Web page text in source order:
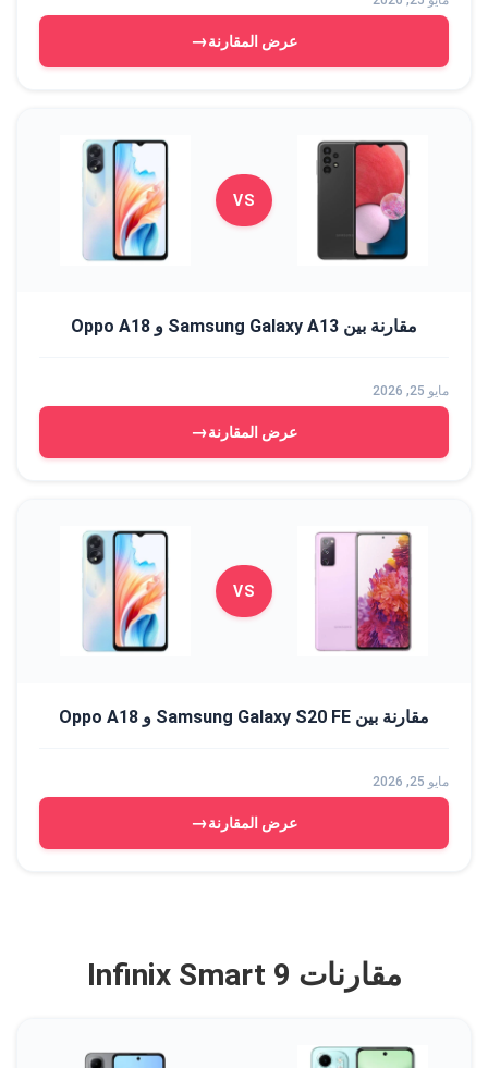
عرض المقارنة→
VS
مقارنة بين Samsung Galaxy A13 و Oppo A18
مايو 25, 2026
عرض المقارنة→
VS
مقارنة بين Samsung Galaxy S20 FE و Oppo A18
مايو 25, 2026
عرض المقارنة→
مقارنات Infinix Smart 9